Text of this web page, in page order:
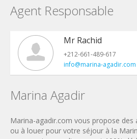
Agent Responsable
Mr Rachid
+212-661-489-617
info@marina-agadir.com
Marina Agadir
Marina-agadir.com vous propose des
ou à louer pour votre séjour à la